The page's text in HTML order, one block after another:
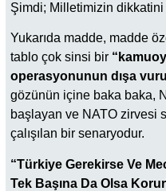
Şimdi; Milletimizin dikkatini
Yukarıda madde, madde
tablo çok sinsi bir
operasyonunun dışa
gözünün içine baka baka,
başlayan ve NATO zirvesi
çalışılan bir senaryodur.
“Türkiye Gerekirse Ve
Tek Başına Da Olsa